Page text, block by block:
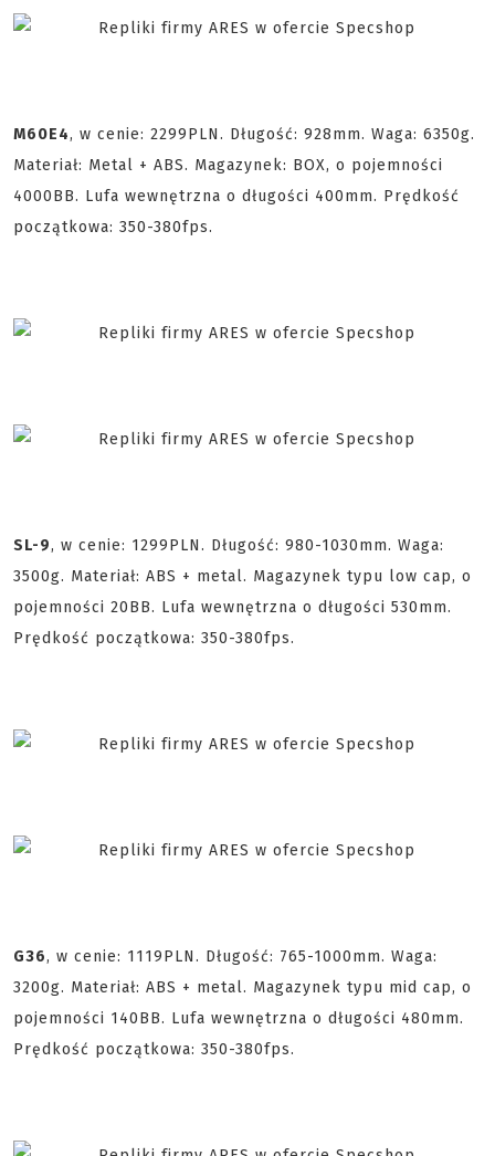
M60E4, w cenie: 2299PLN. Długość: 928mm. Waga: 6350g.
Materiał: Metal + ABS. Magazynek: BOX, o pojemności
4000BB. Lufa wewnętrzna o długości 400mm. Prędkość
początkowa: 350-380fps.
SL-9, w cenie: 1299PLN. Długość: 980-1030mm. Waga:
3500g. Materiał: ABS + metal. Magazynek typu low cap, o
pojemności 20BB. Lufa wewnętrzna o długości 530mm.
Prędkość początkowa: 350-380fps.
G36, w cenie: 1119PLN. Długość: 765-1000mm. Waga:
3200g. Materiał: ABS + metal. Magazynek typu mid cap, o
pojemności 140BB. Lufa wewnętrzna o długości 480mm.
Prędkość początkowa: 350-380fps.